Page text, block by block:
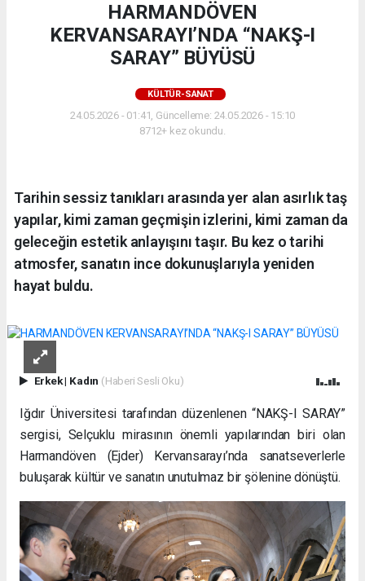
HARMANDÖVEN
KERVANSARAYI’NDA “NAKŞ-I
SARAY” BÜYÜSÜ
KÜLTÜR-SANAT
24.05.2026 - 01:41, Güncelleme: 24.05.2026 - 15:10
8712+ kez okundu.
Tarihin sessiz tanıkları arasında yer alan asırlık taş
yapılar, kimi zaman geçmişin izlerini, kimi zaman da
geleceğin estetik anlayışını taşır. Bu kez o tarihi
atmosfer, sanatın ince dokunuşlarıyla yeniden
hayat buldu.
Erkek| Kadın (Haberi Sesli Oku)
Iğdır Üniversitesi tarafından düzenlenen “NAKŞ-I SARAY”
sergisi, Selçuklu mirasının önemli yapılarından biri olan
Harmandöven (Ejder) Kervansarayı’nda sanatseverlerle
buluşarak kültür ve sanatın unutulmaz bir şölenine dönüştü.